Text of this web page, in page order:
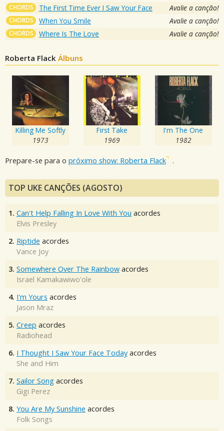
CHORDS The First Time Ever I Saw Your Face Avalie a canção!
CHORDS When You Smile Avalie a canção!
CHORDS Where Is The Love Avalie a canção!
Roberta Flack Álbuns
Killing Me Softly
1973
First Take
1969
I'm The One
1982
Prepare-se para o próximo show: Roberta Flack .
TOP UKE CANÇÕES (AGOSTO)
1. Can't Help Falling In Love With You acordes
Elvis Presley
2. Riptide acordes
Vance Joy
3. Somewhere Over The Rainbow acordes
Israel Kamakawiwo'ole
4. I'm Yours acordes
Jason Mraz
5. Creep acordes
Radiohead
6. I Thought I Saw Your Face Today acordes
She and Him
7. Sailor Song acordes
Gigi Perez
8. You Are My Sunshine acordes
Folk Songs